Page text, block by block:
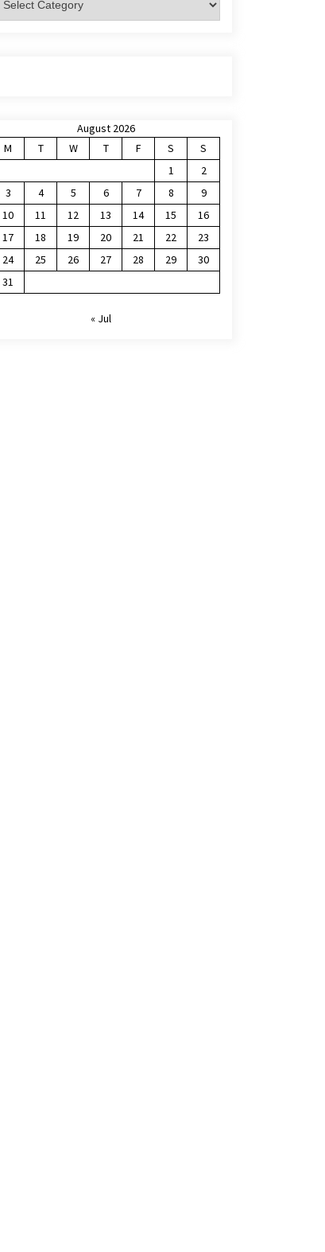
August 2026
M
T W T F S
S
1
2
3
4 5 6 7 8
9
10
11 12 13 14 15
16
17
18 19 20 21 22
23
24
25 26 27 28 29
30
31
« Jul